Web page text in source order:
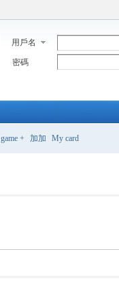
用戶名
密碼
game + 加加 My card